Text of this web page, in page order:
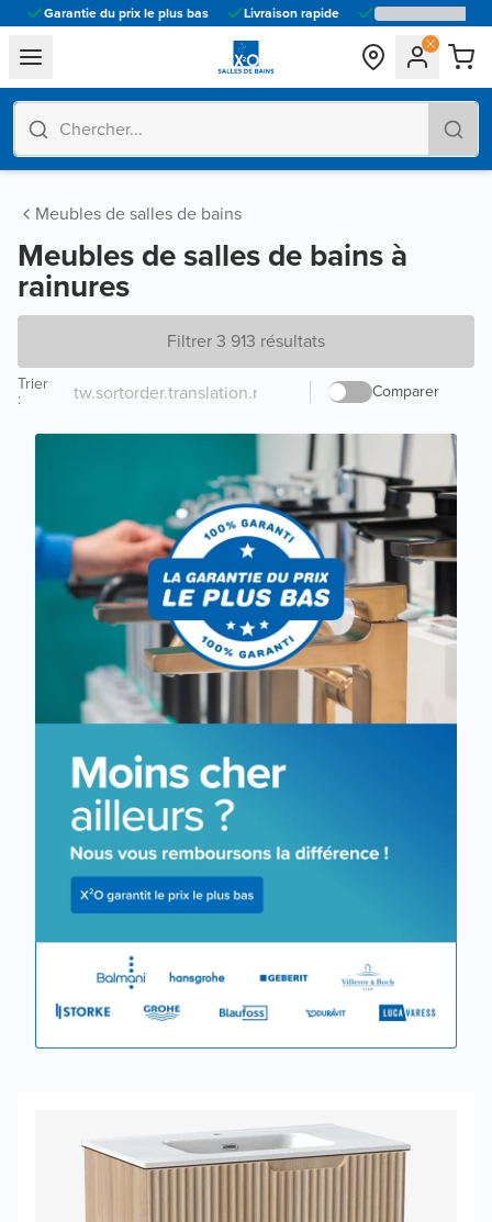
Garantie du prix le plus bas Livraison rapide
general.navigation.toggle_menu.label
Meubles de salles de bains
Meubles de salles de bains à
rainures
Filtrer 3 913 résultats
Comparer
Trier
: